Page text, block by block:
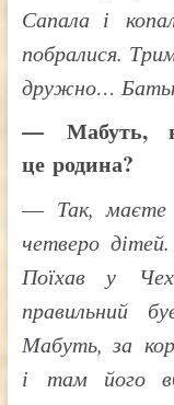
Сапала і
побралися.
дружно…
— Мабуть,
це родина?
—Так, маєте
четверо
Поїхав у
правильний
Мабуть, за
і там його